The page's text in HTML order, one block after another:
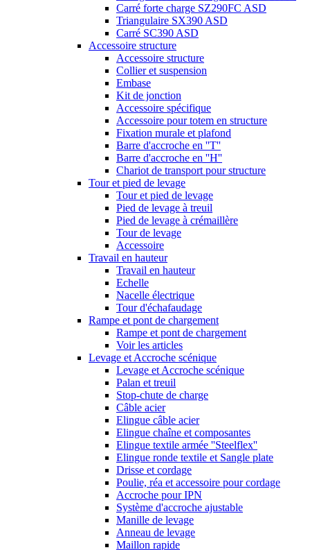
Carré forte charge SZ290FC ASD
Triangulaire SX390 ASD
Carré SC390 ASD
Accessoire structure
Accessoire structure
Collier et suspension
Embase
Kit de jonction
Accessoire spécifique
Accessoire pour totem en structure
Fixation murale et plafond
Barre d'accroche en ''T''
Barre d'accroche en ''H''
Chariot de transport pour structure
Tour et pied de levage
Tour et pied de levage
Pied de levage à treuil
Pied de levage à crémaillère
Tour de levage
Accessoire
Travail en hauteur
Travail en hauteur
Echelle
Nacelle électrique
Tour d'échafaudage
Rampe et pont de chargement
Rampe et pont de chargement
Voir les articles
Levage et Accroche scénique
Levage et Accroche scénique
Palan et treuil
Stop-chute de charge
Câble acier
Elingue câble acier
Elingue chaîne et composantes
Elingue textile armée ''Steelflex''
Elingue ronde textile et Sangle plate
Drisse et cordage
Poulie, réa et accessoire pour cordage
Accroche pour IPN
Système d'accroche ajustable
Manille de levage
Anneau de levage
Maillon rapide